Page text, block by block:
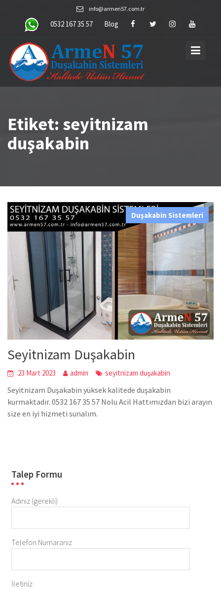
content
info@armen57.com.tr
0532 167 35 57 Blog
Etiket: seyitnizam
duşakabin
Duşakabin Sistemleri
Seyitnizam Duşakabin
23 Mart 2023 admin seyitnizam duşakabin
Seyitnizam Duşakabin yüksek kalitede duşakabin
kurmaktadır. 0532 167 35 57 Nolu Acil Hattımızdan bizi arayın
size en iyi hizmeti sunalım.
Talep Formu
Adınız (gerekli)
Telefon Numaranız
İletiniz